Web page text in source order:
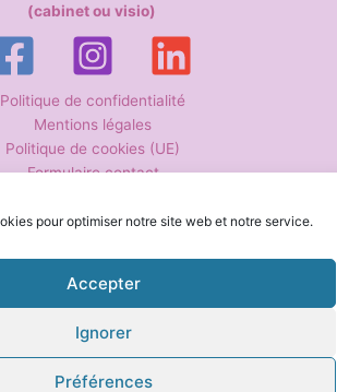
pour optimiser notre site web et notre service.
Accepter
Ignorer
Préférences
(cabinet ou visio)
Politique de confidentialité
Mentions légales
Politique de cookies (UE)
Formulaire contact
Cécile Guiguen – Hypnothérapeute La